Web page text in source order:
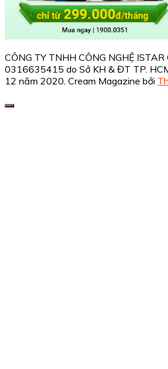
CÔNG TY TNHH CÔNG NGHỆ ISTAR
0316635415 do Sở KH & ĐT TP.
12 năm 2020. Cream Magazine bởi